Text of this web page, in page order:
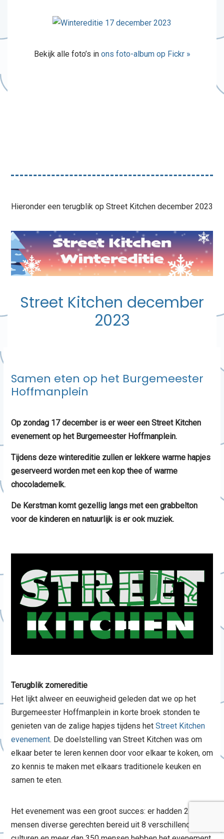
Bekijk alle foto’s in ons foto-album op Fickr »
Hieronder een terugblik op Street Kitchen december 2023
Street Kitchen december
2023
Samen eten op het Burgemeester
Hoffmanplein
Op zondag 17 december is er weer een Street Kitchen
evenement op het Burgemeester Hoffmanplein.
Tijdens deze wintereditie zullen er lekkere warme hapjes
geserveerd worden met een kop thee of warme
chocolademelk.
De Kerstman komt gezellig langs met een grabbelton
voor de kinderen en natuurlijk is er ook muziek.
Terugblik zomereditie
Het lijkt alweer en eeuwigheid geleden dat we op het
Burgemeester Hoffmanplein in korte broek stonden te
genieten van de zalige hapjes tijdens het Street Kitchen
evenement. De doelstelling van Street Kitchen was om
elkaar beter te leren kennen door voor elkaar te koken, om
zo kennis te maken met elkaars traditionele keuken en
samen te eten.
Het evenement was een groot succes: er hadden 25
mensen diverse gerechten bereid uit 8 verschillende